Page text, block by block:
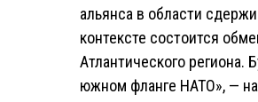
альянса в области
контексте состоится
Атлантического региона.
южном фланге НАТО», —